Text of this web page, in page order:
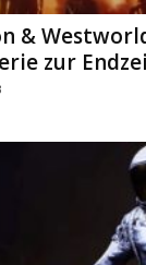
&
zur